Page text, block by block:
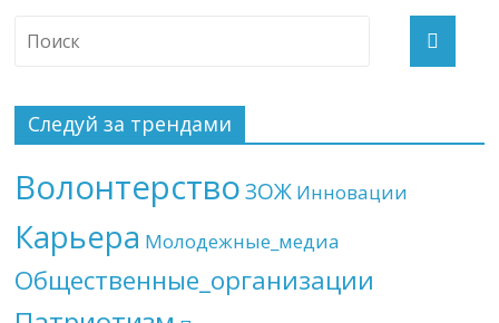
Следуй за трендами
Волонтерство ЗОЖ Инновации
Карьера Молодежные_медиа
Общественные_организации